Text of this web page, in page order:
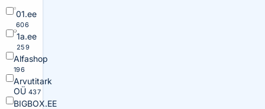
01.ee
606
1a.ee
259
Alfashop
196
Arvutitark
OÜ 437
BIGBOX.EE